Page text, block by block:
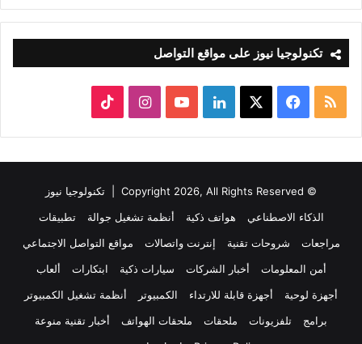
تكنولوجيا نيوز على مواقع التواصل
ملخص
الموقع
RSS
فيسبوك لينكدإن‫YouTubeانستقرام
© Copyright 2026, All Rights Reserved |
تكنولوجيا نيوز
الذكاء الاصطناعي
هواتف ذكية أنظمة تشغيل جوالة
تطبيقات
مراجعات
شروحات تقنية إنترنت واتصالات
مواقع التواصل الاجتماعي
أمن المعلومات
أخبار الشركات سيارات ذكية ابتكارات
ألعاب
أجهزة لوحية
أجهزة قابلة للارتداء الكمبيوتر
أنظمة تشغيل الكمبيوتر
برامج
تلفزيونات ملحقات ملحقات الهواتف
أخبار تقنية منوعة